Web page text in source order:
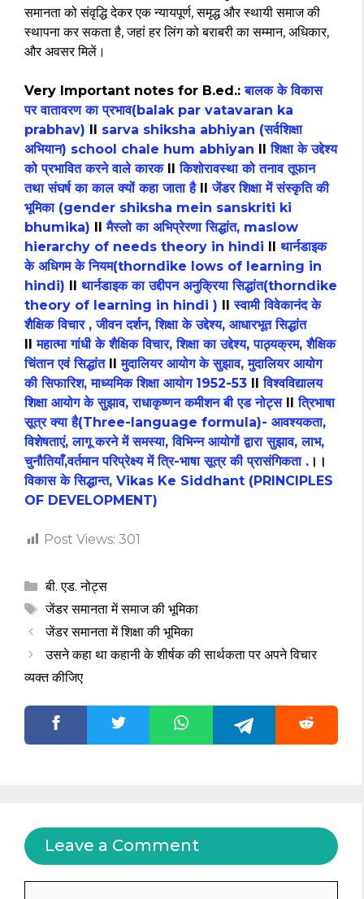
समानता को संवृद्धि देकर एक न्यायपूर्ण, समृद्ध और स्थायी समाज की
स्थापना कर सकता है, जहां हर लिंग को बराबरी का सम्मान, अधिकार,
और अवसर मिलें।
Very Important notes for B.ed.:बालक के विकास
पर वातावरण का प्रभाव(balak par vatavaran ka
prabhav) II sarva shiksha abhiyan (सर्वशिक्षा
अभियान) school chale hum abhiyan IIशिक्षा के उद्देश्य
को प्रभावित करने वाले कारकIIकिशोरावस्था को तनाव तूफान
तथा संघर्ष का काल क्यों कहा जाता हैIIजेंडर शिक्षा में संस्कृति की
भूमिका (gender shiksha mein sanskriti ki
bhumika) IIमैस्लो का अभिप्रेरणा सिद्धांत, maslow
hierarchy of needs theory in hindi II थार्नडाइक
के अधिगम के नियम(thorndike lows of learning in
hindi) II थार्नडाइक का उद्दीपन अनुक्रिया सिद्धांत(thorndike
theory of learning in hindi ) IIस्वामी विवेकानंद के
शैक्षिक विचार , जीवन दर्शन, शिक्षा के उद्देश्य, आधारभूत सिद्धांत
IIमहात्मा गांधी के शैक्षिक विचार, शिक्षा का उद्देश्य, पाठ्यक्रम, शैक्षिक
चिंतान एवं सिद्धांतIIमुदालियर आयोग के सुझाव, मुदालियर आयोग
की सिफारिश, माध्यमिक शिक्षा आयोग 1952-53 IIविश्वविद्यालय
शिक्षा आयोग के सुझाव, राधाकृष्णन कमीशन बी एड नोट्सIIत्रिभाषा
सूत्र क्या है(Three-language formula)- आवश्यकता,
विशेषताएं, लागू करने में समस्या, विभिन्न आयोगों द्वारा सुझाव, लाभ,
चुनौतियाँ,वर्तमान परिप्रेक्ष्य में त्रि-भाषा सूत्र की प्रासंगिकता . ।।
विकास के सिद्धान्त, Vikas Ke Siddhant (PRINCIPLES
OF DEVELOPMENT)
Post Views: 301
Categories
बी. एड. नोट्स
Tags
जेंडर समानता में समाज की भूमिका
जेंडर समानता में शिक्षा की भूमिका
उसने कहा था कहानी के शीर्षक की सार्थकता पर अपने विचार
व्यक्त कीजिए
Leave a Comment